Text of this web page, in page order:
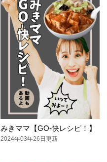
みきママ【GO-快レシピ！】
2024年03年26日更新